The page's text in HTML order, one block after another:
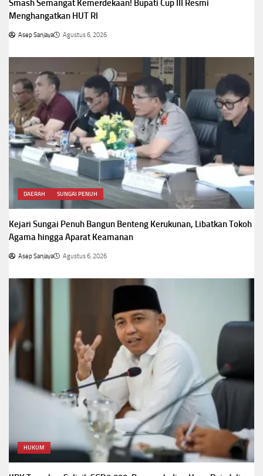
Smash Semangat Kemerdekaan! Bupati Cup III Resmi
Menghangatkan HUT RI
Asep Sanjaya Agustus 6, 2026
DAERAH SUNGAI PENUH
Kejari Sungai Penuh Bangun Benteng Kerukunan, Libatkan Tokoh
Agama hingga Aparat Keamanan
Asep Sanjaya Agustus 6, 2026
HUKUM